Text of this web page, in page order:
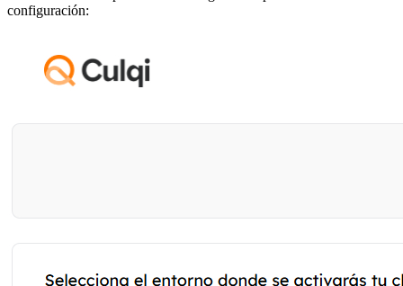
configuración: